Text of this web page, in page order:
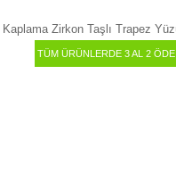
TÜM ÜRÜNLERDE 3 AL 2 ÖDE